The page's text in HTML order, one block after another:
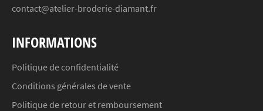
contact@atelier-broderie-diamant.fr
INFORMATIONS
Politique de confidentialité
Conditions générales de vente
Politique de retour et remboursement